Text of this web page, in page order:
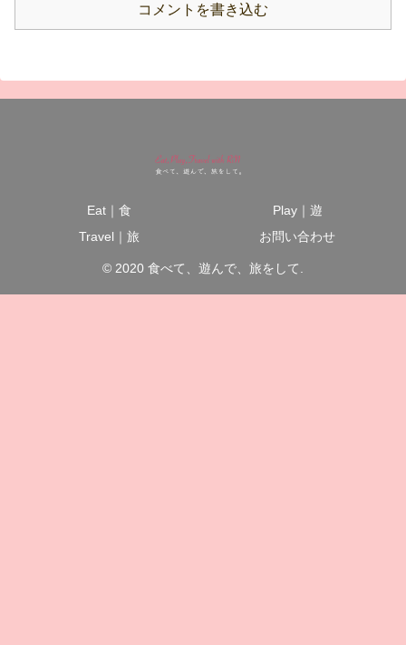
コメントを書き込む
Eat｜食
Play｜遊
Travel｜旅
お問い合わせ
© 2020 食べて、遊んで、旅をして.